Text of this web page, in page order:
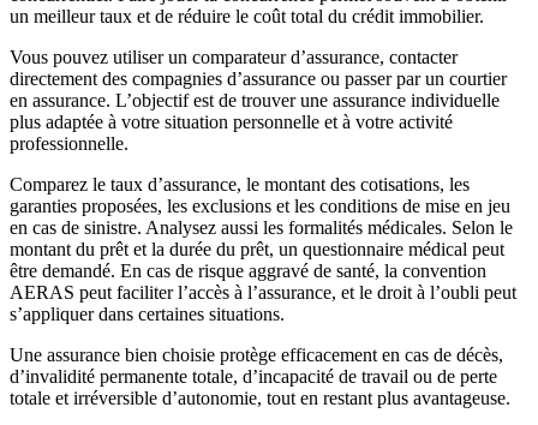
un meilleur taux et de réduire le coût total du crédit immobilier.
Vous pouvez utiliser un comparateur d’assurance, contacter
directement des compagnies d’assurance ou passer par un courtier
en assurance. L’objectif est de trouver une assurance individuelle
plus adaptée à votre situation personnelle et à votre activité
professionnelle.
Comparez le taux d’assurance, le montant des cotisations, les
garanties proposées, les exclusions et les conditions de mise en jeu
en cas de sinistre. Analysez aussi les formalités médicales. Selon le
montant du prêt et la durée du prêt, un questionnaire médical peut
être demandé. En cas de risque aggravé de santé, la convention
AERAS peut faciliter l’accès à l’assurance, et le droit à l’oubli peut
s’appliquer dans certaines situations.
Une assurance bien choisie protège efficacement en cas de décès,
d’invalidité permanente totale, d’incapacité de travail ou de perte
totale et irréversible d’autonomie, tout en restant plus avantageuse.